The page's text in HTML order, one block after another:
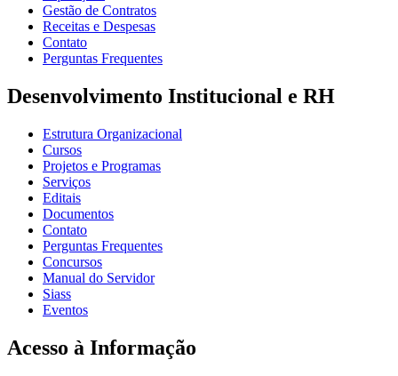
Gestão de Contratos
Receitas e Despesas
Contato
Perguntas Frequentes
Desenvolvimento Institucional e RH
Estrutura Organizacional
Cursos
Projetos e Programas
Serviços
Editais
Documentos
Contato
Perguntas Frequentes
Concursos
Manual do Servidor
Siass
Eventos
Acesso à Informação